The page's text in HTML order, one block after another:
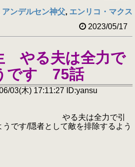
アンデルセン神父, エンリコ・マク
2023/05/17
やる夫は全力で
です 75話
03(木) 17:11:27 ID:yansu
全力で引
です/隠者として敵を排除するよう